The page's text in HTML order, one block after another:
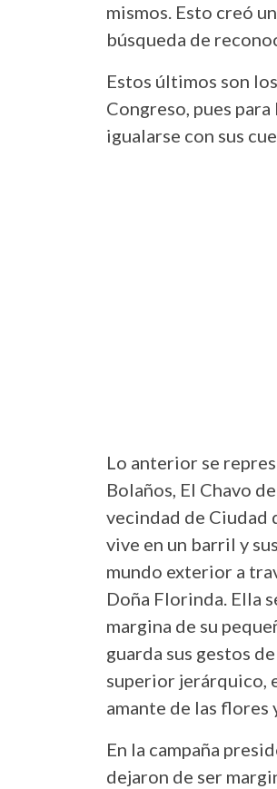
mismos. Esto creó
búsqueda de
Estos últimos son
Congreso, pues
igualarse con sus
Lo anterior se
Bolaños, El Chavo
vecindad de Ciudad
vive en un barril y
mundo exterior a
Doña Florinda. Ella
margina de su
guarda sus gestos
superior jerárquico,
amante de las flores
En la campaña
dejaron de ser